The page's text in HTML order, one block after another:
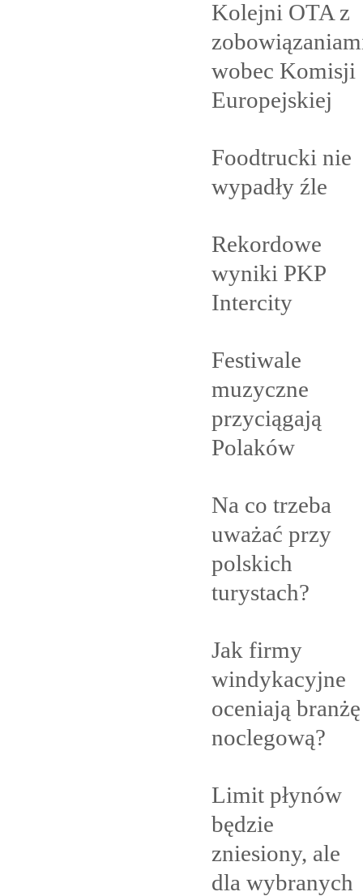
Kolejni OTA z
wobec Komisji
Europejskiej
Foodtrucki nie
wypadły źle
Rekordowe
wyniki PKP
Intercity
Festiwale
muzyczne
przyciągają
Polaków
Na co trzeba
uważać przy
polskich
turystach?
Jak firmy
windykacyjne
oceniają branżę
noclegową?
Limit płynów
będzie
zniesiony, ale
dla wybranych